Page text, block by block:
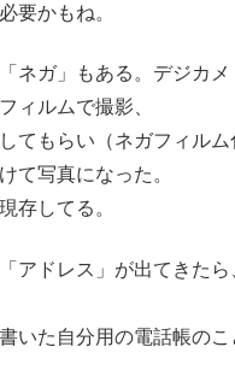
要かもね。
ネガ」もある。デジカ
ィルムで撮影、
てもらい（ネガフィル
て写真になった。
存してる。
アドレス」が出てきた
いた自分用の電話帳の